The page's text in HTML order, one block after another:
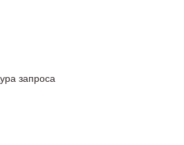
запроса